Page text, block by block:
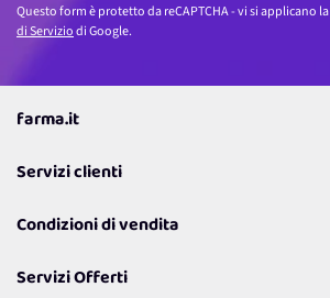
Questo form è protetto da reCAPTCHA - vi si applicano la
di Serviziodi Google.
farma.it
Coupon
Lavora con noi
Politiche per la parità di genere
Servizi clienti
Richiamami
Resi
Condizioni di vendita
Spedizioni
Servizi Offerti